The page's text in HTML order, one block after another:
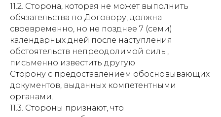
11.2. Сторона, которая не может выполнить
обязательства по Договору, должна
своевременно, но не позднее 7 (семи)
календарных дней после наступления
обстоятельств непреодолимой силы,
письменно известить другую
Сторону с предоставлением обосновывающих
документов, выданных компетентными
органами.
11.3. Стороны признают, что